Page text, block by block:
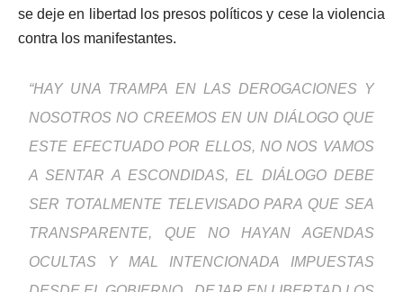
se deje en libertad los presos políticos y cese la violencia
contra los manifestantes.
“HAY UNA TRAMPA EN LAS DEROGACIONES Y
NOSOTROS NO CREEMOS EN UN DIÁLOGO QUE
ESTE EFECTUADO POR ELLOS, NO NOS VAMOS
A SENTAR A ESCONDIDAS, EL DIÁLOGO DEBE
SER TOTALMENTE TELEVISADO PARA QUE SEA
TRANSPARENTE, QUE NO HAYAN AGENDAS
OCULTAS Y MAL INTENCIONADA IMPUESTAS